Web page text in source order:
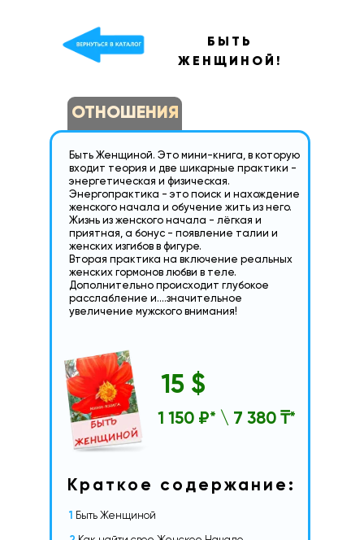
БЫТЬ
ЖЕНЩИНОЙ!
ОТНОШЕНИЯ
Быть Женщиной. Это мини-книга, в которую
входит теория и две шикарные практики -
энергетическая и физическая.
Энергопрактика - это поиск и нахождение
женского начала и обучение жить из него.
Жизнь из женского начала - лёгкая и
приятная, а бонус - появление талии и
женских изгибов в фигуре.
Вторая практика на включение реальных
женских гормонов любви в теле.
Дополнительно происходит глубокое
расслабление и....значительное
увеличение мужского внимания!
1 Быть Женщиной
Краткое содержание:
15 $
1 150 ₽* \ 7 380 ₸*